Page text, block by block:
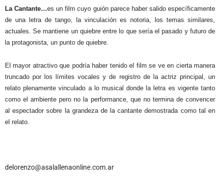
La Cantante…es un film cuyo guión parece haber salido específicamente
de una letra de tango, la vinculación es notoria, los temas similares,
actuales. Se mantiene un quiebre entre lo que sería el pasado y futuro de
la protagonista, un punto de quiebre.
El mayor atractivo que podría haber tenido el film se ve en cierta manera
truncado por los límites vocales y de registro de la actriz principal, un
relato plenamente vinculado a lo musical donde la letra es vigente tanto
como el ambiente pero no la performance, que no termina de convencer
al espectador sobre la grandeza de la cantante demostrada como tal en
el relato.
delorenzo@asalallenaonline.com.ar